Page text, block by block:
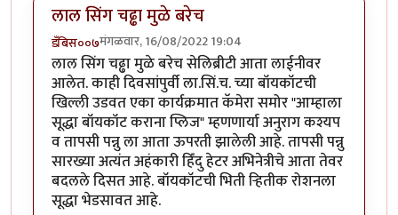
लाल सिंग चढ्ढा मुळे बरेच
डँबिस००७मंगळवार, 16/08/2022 19:04
लाल सिंग चढ्ढा मुळे बरेच सेलिब्रीटी आता लाईनीवर
आलेत. काही दिवसांपुर्वी ला.सिं.च. च्या बॉयकॉटची
खिल्ली उडवत एका कार्यक्रमात कॅमेरा समोर "आम्हाला
सूद्धा बॉयकॉट कराना प्लिज" म्हणणार्या अनुराग कश्यप
व तापसी पन्नु ला आता ऊपरती झालेली आहे. तापसी पन्नु
सारख्या अत्यंत अहंकारी हिँंदु हेटर अभिनेत्रीचे आता तेवर
बदलले दिसत आहे. बॉयकॉटची भिती र्‍हितीक रोशनला
सूद्धा भेडसावत आहे.